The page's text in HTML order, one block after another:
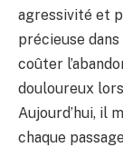
agressivité et
précieuse
coûter
douloureux
Aujourd’hui, il
chaque